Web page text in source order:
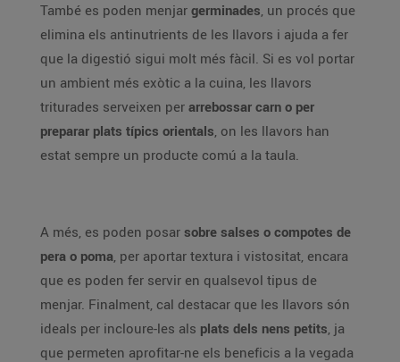
També es poden menjar germinades, un procés que
elimina els antinutrients de les llavors i ajuda a fer
que la digestió sigui molt més fàcil. Si es vol portar
un ambient més exòtic a la cuina, les llavors
triturades serveixen per arrebossar carn o per
preparar plats típics orientals, on les llavors han
estat sempre un producte comú a la taula.
A més, es poden posar sobre salses o compotes de
pera o poma, per aportar textura i vistositat, encara
que es poden fer servir en qualsevol tipus de
menjar. Finalment, cal destacar que les llavors són
ideals per incloure-les als plats dels nens petits, ja
que permeten aprofitar-ne els beneficis a la vegada